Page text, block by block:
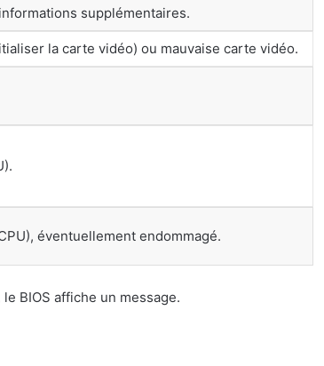
supplémentaires.
la carte vidéo) ou mauvaise carte vidéo.
éventuellement endommagé.
BIOS affiche un message.